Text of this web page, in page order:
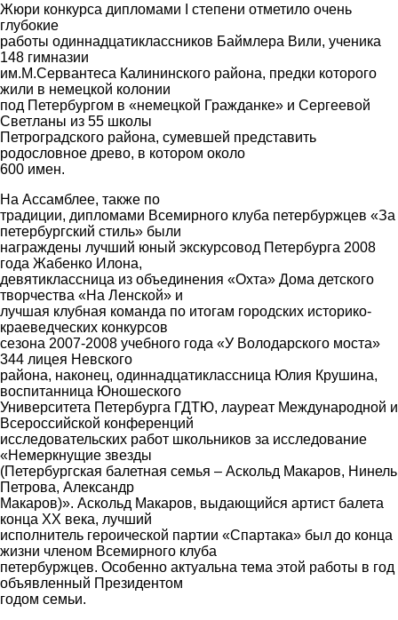
Жюри конкурса дипломами I степени отметило очень
глубокие
работы одиннадцатиклассников Баймлера Вили, ученика
148 гимназии
им.М.Сервантеса Калининского района, предки которого
жили в немецкой колонии
под Петербургом в «немецкой Гражданке» и Сергеевой
Светланы из 55 школы
Петроградского района, сумевшей представить
родословное древо, в котором около
600 имен.
На Ассамблее, также по
традиции, дипломами Всемирного клуба петербуржцев «За
петербургский стиль» были
награждены лучший юный экскурсовод Петербурга 2008
года Жабенко Илона,
девятиклассница из объединения «Охта» Дома детского
творчества «На Ленской» и
лучшая клубная команда по итогам городских историко-
краеведческих конкурсов
сезона 2007-2008 учебного года «У Володарского моста»
344 лицея Невского
района, наконец, одиннадцатиклассница Юлия Крушина,
воспитанница Юношеского
Университета Петербурга ГДТЮ, лауреат Международной и
Всероссийской конференций
исследовательских работ школьников за исследование
«Немеркнущие звезды
(Петербургская балетная семья – Аскольд Макаров, Нинель
Петрова, Александр
Макаров)». Аскольд Макаров, выдающийся артист балета
конца ХХ века, лучший
исполнитель героической партии «Спартака» был до конца
жизни членом Всемирного клуба
петербуржцев. Особенно актуальна тема этой работы в год
объявленный Президентом
годом семьи.